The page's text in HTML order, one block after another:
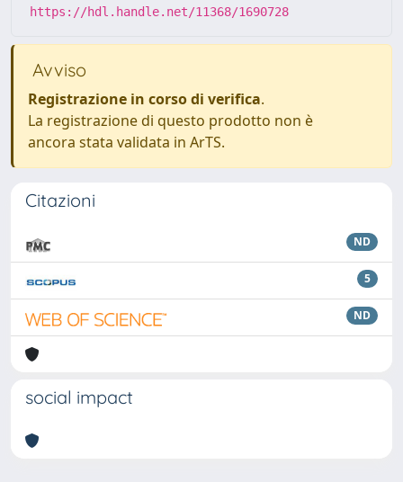
https://hdl.handle.net/11368/1690728
Avviso
Registrazione in corso di verifica.
La registrazione di questo prodotto non è
ancora stata validata in ArTS.
Citazioni
ND
5
ND
social impact